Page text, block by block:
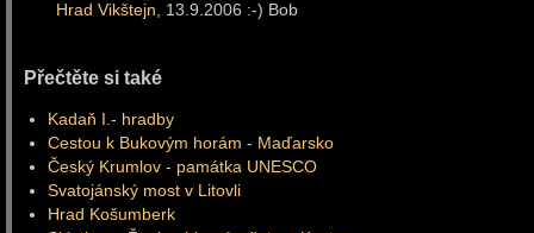
Hrad Vikštejn, 13.9.2006 :-) Bob
Přečtěte si také
Kadaň I.- hradby
Cestou k Bukovým horám - Maďarsko
Český Krumlov - památka UNESCO
Svatojánský most v Litovli
Hrad Košumberk